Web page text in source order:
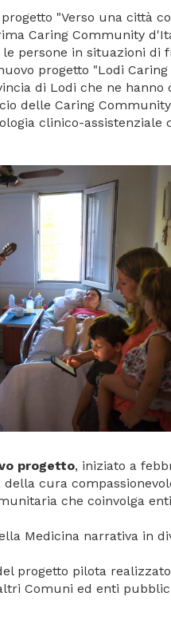
"Verso una città
Caring Community
persone in situazioni di
progetto "Lodi
di Lodi che ne hanno
delle Caring
clinico-
progetto, iniziato a
cura
che coinvolga
Medicina narrativa in
progetto pilota
Comuni ed enti